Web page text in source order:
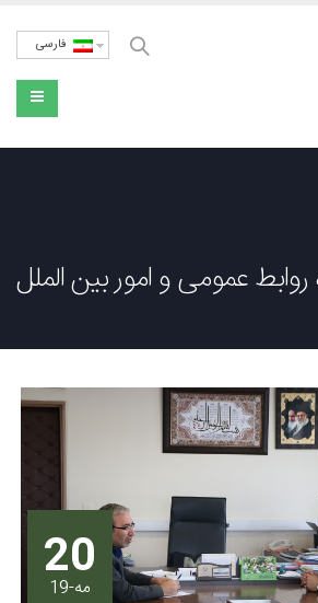
فارسی
عمومی و امور بین الملل
20
مه-19